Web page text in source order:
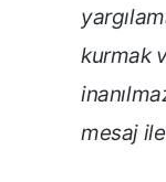
kurmak
mesaj